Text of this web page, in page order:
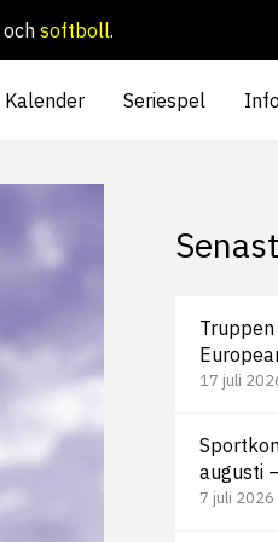
och softboll.
Kalender Seriespel
17 juli
augusti
7 juli 2026